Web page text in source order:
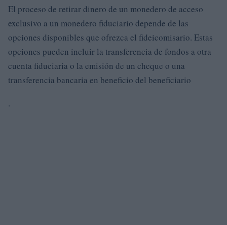
El proceso de retirar dinero de un monedero de acceso
exclusivo a un monedero fiduciario depende de las
opciones disponibles que ofrezca el fideicomisario. Estas
opciones pueden incluir la transferencia de fondos a otra
cuenta fiduciaria o la emisión de un cheque o una
transferencia bancaria en beneficio del beneficiario
.